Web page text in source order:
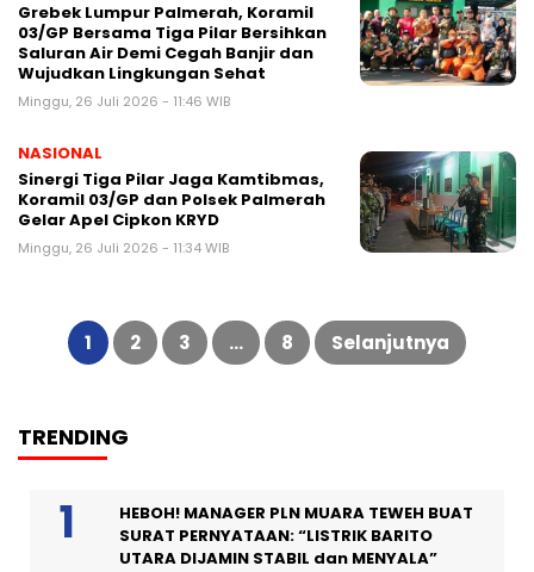
Grebek Lumpur Palmerah, Koramil
03/GP Bersama Tiga Pilar Bersihkan
Saluran Air Demi Cegah Banjir dan
Wujudkan Lingkungan Sehat
Minggu, 26 Juli 2026 - 11:46 WIB
NASIONAL
Sinergi Tiga Pilar Jaga Kamtibmas,
Koramil 03/GP dan Polsek Palmerah
Gelar Apel Cipkon KRYD
Minggu, 26 Juli 2026 - 11:34 WIB
Paginasi
pos
1 2 3 … 8 Selanjutnya
TRENDING
HEBOH! MANAGER PLN MUARA TEWEH BUAT
SURAT PERNYATAAN: “LISTRIK BARITO
UTARA DIJAMIN STABIL dan MENYALA”